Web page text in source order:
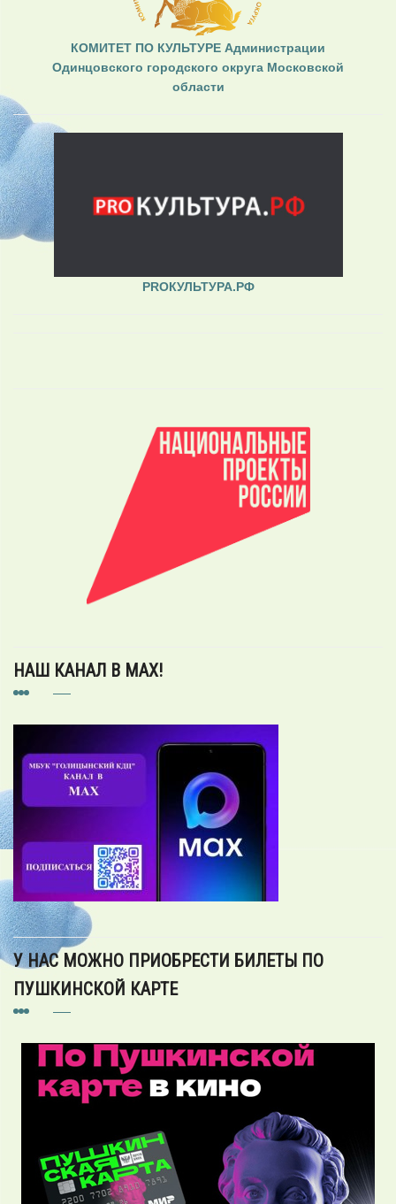
КОМИТЕТ ПО КУЛЬТУРЕ Администрации
Одинцовского городского округа Московской
области
PROКУЛЬТУРА.РФ
НАШ КАНАЛ В MAX!
У НАС МОЖНО ПРИОБРЕСТИ БИЛЕТЫ ПО
ПУШКИНСКОЙ КАРТЕ